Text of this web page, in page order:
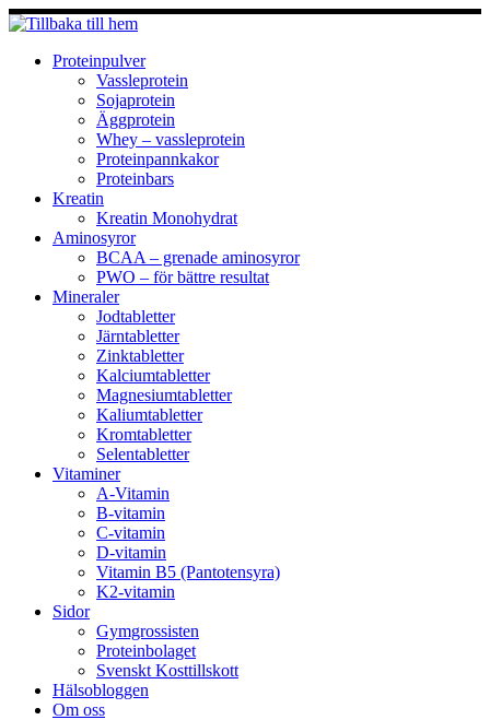
Hoppa
till
innehållProteinpulver
Vassleprotein
Sojaprotein
Äggprotein
Whey – vassleprotein
Proteinpannkakor
Proteinbars
Kreatin
Kreatin Monohydrat
Aminosyror
BCAA – grenade aminosyror
PWO – för bättre resultat
Mineraler
Jodtabletter
Järntabletter
Zinktabletter
Kalciumtabletter
Magnesiumtabletter
Kaliumtabletter
Kromtabletter
Selentabletter
Vitaminer
A-Vitamin
B-vitamin
C-vitamin
D-vitamin
Vitamin B5 (Pantotensyra)
K2-vitamin
Sidor
Gymgrossisten
Proteinbolaget
Svenskt Kosttillskott
Hälsobloggen
Om oss